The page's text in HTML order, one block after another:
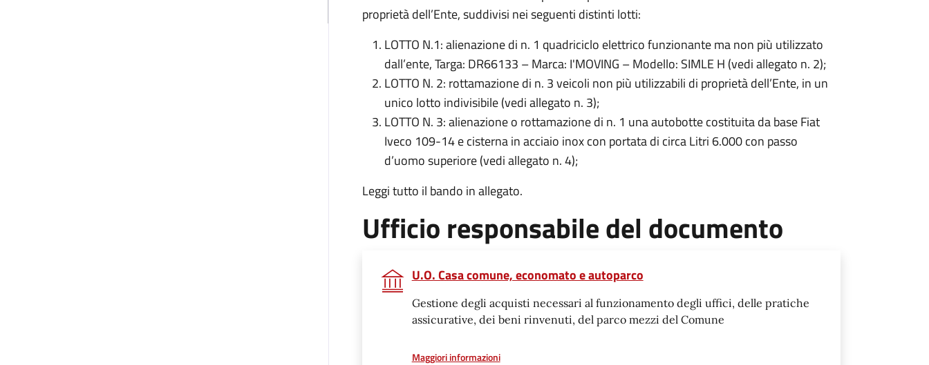
proprietà dell’Ente, suddivisi nei seguenti distinti lotti:
LOTTO N.1: alienazione di n. 1 quadriciclo elettrico funzionante ma non più utilizzato
dall’ente, Targa: DR66133 – Marca: I'MOVING – Modello: SIMLE H (vedi allegato n. 2);
LOTTO N. 2: rottamazione di n. 3 veicoli non più utilizzabili di proprietà dell’Ente, in un
unico lotto indivisibile (vedi allegato n. 3);
LOTTO N. 3: alienazione o rottamazione di n. 1 una autobotte costituita da base Fiat
Iveco 109-14 e cisterna in acciaio inox con portata di circa Litri 6.000 con passo
d’uomo superiore (vedi allegato n. 4);
Leggi tutto il bando in allegato.
Ufficio responsabile del documento
U.O. Casa comune, economato e autoparco
Gestione degli acquisti necessari al funzionamento degli uffici, delle pratiche
assicurative, dei beni rinvenuti, del parco mezzi del Comune
Maggiori informazionia proposito di